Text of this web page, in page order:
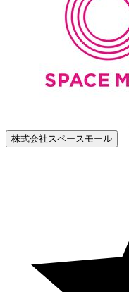
株式会社スペースモール